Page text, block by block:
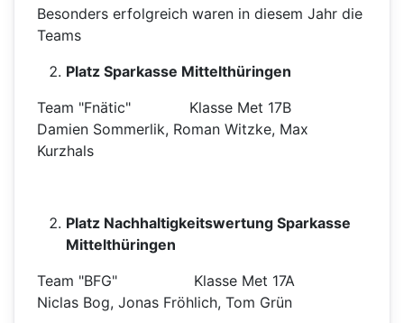
Besonders erfolgreich waren in diesem Jahr die
Teams
Platz Sparkasse Mittelthüringen
Team "Fnätic" Klasse Met 17B
Damien Sommerlik, Roman Witzke, Max
Kurzhals
Platz Nachhaltigkeitswertung Sparkasse
Mittelthüringen
Team "BFG" Klasse Met 17A
Niclas Bog, Jonas Fröhlich, Tom Grün